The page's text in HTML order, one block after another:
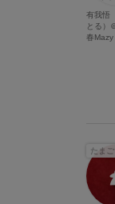
有我悟
とる）
春
たまご